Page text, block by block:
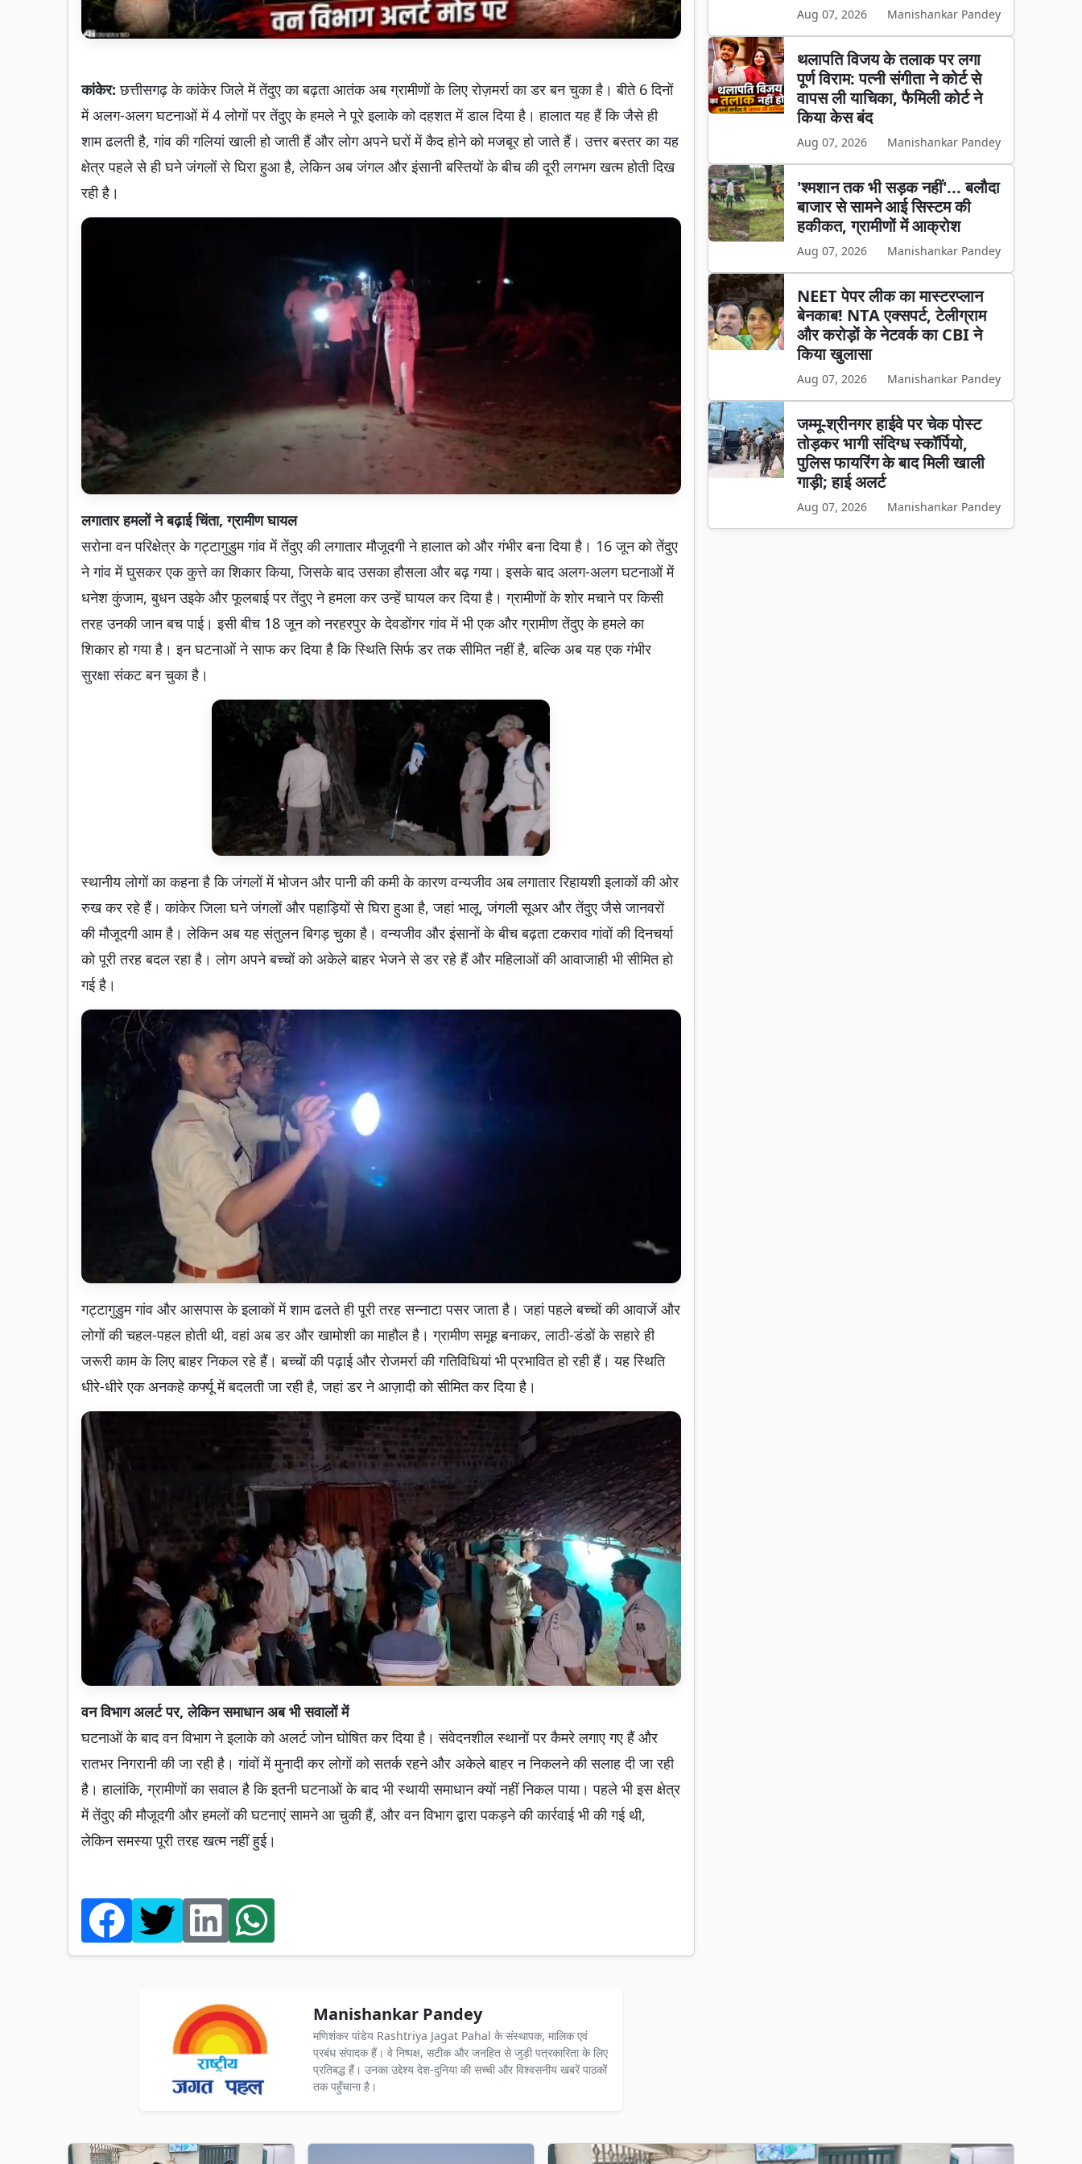
कांकेर: छत्तीसगढ़ के कांकेर जिले में तेंदुए का बढ़ता आतंक अब ग्रामीणों के लिए रोज़मर्रा का डर बन चुका है। बीते 6 दिनों
में अलग-अलग घटनाओं में 4 लोगों पर तेंदुए के हमले ने पूरे इलाके को दहशत में डाल दिया है। हालात यह हैं कि जैसे ही
शाम ढलती है, गांव की गलियां खाली हो जाती हैं और लोग अपने घरों में कैद होने को मजबूर हो जाते हैं। उत्तर बस्तर का यह
क्षेत्र पहले से ही घने जंगलों से घिरा हुआ है, लेकिन अब जंगल और इंसानी बस्तियों के बीच की दूरी लगभग खत्म होती दिख
रही है।
लगातार हमलों ने बढ़ाई चिंता, ग्रामीण घायल
सरोना वन परिक्षेत्र के गट्टागुडुम गांव में तेंदुए की लगातार मौजूदगी ने हालात को और गंभीर बना दिया है। 16 जून को तेंदुए
ने गांव में घुसकर एक कुत्ते का शिकार किया, जिसके बाद उसका हौसला और बढ़ गया। इसके बाद अलग-अलग घटनाओं में
धनेश कुंजाम, बुधन उइके और फूलबाई पर तेंदुए ने हमला कर उन्हें घायल कर दिया है। ग्रामीणों के शोर मचाने पर किसी
तरह उनकी जान बच पाई। इसी बीच 18 जून को नरहरपुर के देवडोंगर गांव में भी एक और ग्रामीण तेंदुए के हमले का
शिकार हो गया है। इन घटनाओं ने साफ कर दिया है कि स्थिति सिर्फ डर तक सीमित नहीं है, बल्कि अब यह एक गंभीर
सुरक्षा संकट बन चुका है।
स्थानीय लोगों का कहना है कि जंगलों में भोजन और पानी की कमी के कारण वन्यजीव अब लगातार रिहायशी इलाकों की ओर
रुख कर रहे हैं। कांकेर जिला घने जंगलों और पहाड़ियों से घिरा हुआ है, जहां भालू, जंगली सूअर और तेंदुए जैसे जानवरों
की मौजूदगी आम है। लेकिन अब यह संतुलन बिगड़ चुका है। वन्यजीव और इंसानों के बीच बढ़ता टकराव गांवों की दिनचर्या
को पूरी तरह बदल रहा है। लोग अपने बच्चों को अकेले बाहर भेजने से डर रहे हैं और महिलाओं की आवाजाही भी सीमित हो
गई है।
गट्टागुडुम गांव और आसपास के इलाकों में शाम ढलते ही पूरी तरह सन्नाटा पसर जाता है। जहां पहले बच्चों की आवाजें और
लोगों की चहल-पहल होती थी, वहां अब डर और खामोशी का माहौल है। ग्रामीण समूह बनाकर, लाठी-डंडों के सहारे ही
जरूरी काम के लिए बाहर निकल रहे हैं। बच्चों की पढ़ाई और रोजमर्रा की गतिविधियां भी प्रभावित हो रही हैं। यह स्थिति
धीरे-धीरे एक अनकहे कर्फ्यू में बदलती जा रही है, जहां डर ने आज़ादी को सीमित कर दिया है।
वन विभाग अलर्ट पर, लेकिन समाधान अब भी सवालों में
घटनाओं के बाद वन विभाग ने इलाके को अलर्ट जोन घोषित कर दिया है। संवेदनशील स्थानों पर कैमरे लगाए गए हैं और
रातभर निगरानी की जा रही है। गांवों में मुनादी कर लोगों को सतर्क रहने और अकेले बाहर न निकलने की सलाह दी जा रही
है। हालांकि, ग्रामीणों का सवाल है कि इतनी घटनाओं के बाद भी स्थायी समाधान क्यों नहीं निकल पाया। पहले भी इस क्षेत्र
में तेंदुए की मौजूदगी और हमलों की घटनाएं सामने आ चुकी हैं, और वन विभाग द्वारा पकड़ने की कार्रवाई भी की गई थी,
लेकिन समस्या पूरी तरह खत्म नहीं हुई।
Manishankar Pandey
मणिशंकर पांडेय Rashtriya Jagat Pahal के संस्थापक, मालिक एवं
प्रबंध संपादक हैं। वे निष्पक्ष, सटीक और जनहित से जुड़ी पत्रकारिता के लिए
प्रतिबद्ध हैं। उनका उद्देश्य देश-दुनिया की सच्ची और विश्वसनीय खबरें पाठकों
तक पहुँचाना है।
Aug 07, 2026 Manishankar Pandey
थलापति विजय के तलाक पर लगा
पूर्ण विराम: पत्नी संगीता ने कोर्ट से
वापस ली याचिका, फैमिली कोर्ट ने
किया केस बंद
Aug 07, 2026 Manishankar Pandey
'श्मशान तक भी सड़क नहीं'... बलौदा
बाजार से सामने आई सिस्टम की
हकीकत, ग्रामीणों में आक्रोश
Aug 07, 2026 Manishankar Pandey
NEET पेपर लीक का मास्टरप्लान
बेनकाब! NTA एक्सपर्ट, टेलीग्राम
और करोड़ों के नेटवर्क का CBI ने
किया खुलासा
Aug 07, 2026 Manishankar Pandey
जम्मू-श्रीनगर हाईवे पर चेक पोस्ट
तोड़कर भागी संदिग्ध स्कॉर्पियो,
पुलिस फायरिंग के बाद मिली खाली
गाड़ी; हाई अलर्ट
Aug 07, 2026 Manishankar Pandey